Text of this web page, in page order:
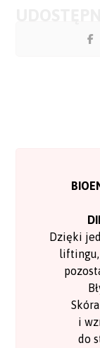
Dzięki
liftingu,
i
do